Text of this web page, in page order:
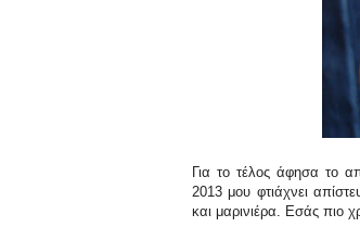
Για το τέλος άφησα το
2013 μου φτιάχνει
και μαρινιέρα. Εσάς πιο